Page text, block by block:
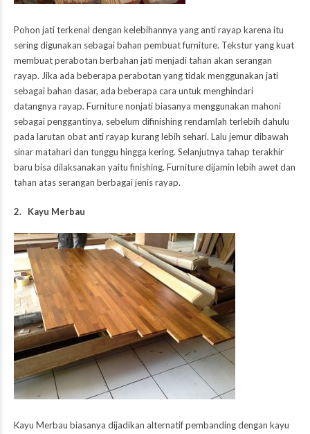
Pohon jati terkenal dengan kelebihannya yang anti rayap karena itu
sering digunakan sebagai bahan pembuat furniture. Tekstur yang kuat
membuat perabotan berbahan jati menjadi tahan akan serangan
rayap. Jika ada beberapa perabotan yang tidak menggunakan jati
sebagai bahan dasar, ada beberapa cara untuk menghindari
datangnya rayap. Furniture nonjati biasanya menggunakan mahoni
sebagai penggantinya, sebelum difinishing rendamlah terlebih dahulu
pada larutan obat anti rayap kurang lebih sehari. Lalu jemur dibawah
sinar matahari dan tunggu hingga kering. Selanjutnya tahap terakhir
baru bisa dilaksanakan yaitu finishing. Furniture dijamin lebih awet dan
tahan atas serangan berbagai jenis rayap.
2. Kayu Merbau
Kayu Merbau biasanya dijadikan alternatif pembanding dengan kayu